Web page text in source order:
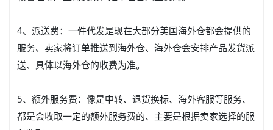
4、派送费：一件代发是现在大部分美国海外仓都会提供的
服务、卖家将订单推送到海外仓、海外仓会安排产品发货派
送、具体以海外仓的收费为准。
5、额外服务费：像是中转、退货换标、海外客服等服务、
都是会收取一定的额外服务费的、主要是根据卖家选择的服